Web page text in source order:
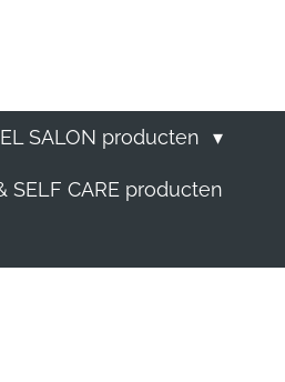
SALON producten
SELF CARE producten